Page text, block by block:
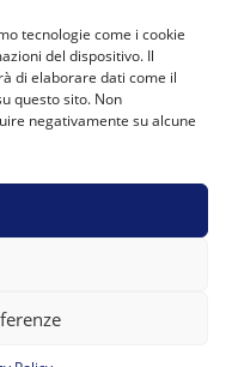
tecnologie come i cookie
del dispositivo. Il
di elaborare dati come il
questo sito. Non
negativamente su alcune
Marguareis – Powered